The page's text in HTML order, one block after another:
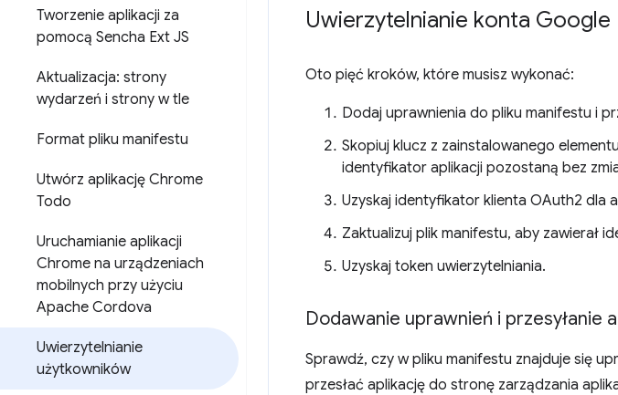
Tworzenie aplikacji za
pomocą Sencha Ext JS
Aktualizacja: strony
wydarzeń i strony w tle
Format pliku manifestu
Utwórz aplikację Chrome
Todo
Uruchamianie aplikacji
Chrome na urządzeniach
mobilnych przy użyciu
Apache Cordova
Uwierzytelnianie
użytkowników
Uwierzytelnianie konta Google
Oto pięć kroków, które musisz wykonać:
Dodaj uprawnienia do pliku manifestu i
Skopiuj klucz z zainstalowanego elementu
identyfikator aplikacji pozostaną bez
Uzyskaj identyfikator klienta OAuth2 dla
Zaktualizuj plik manifestu, aby zawierał
Uzyskaj token uwierzytelniania.
Dodawanie uprawnień i przesyłanie
Sprawdź, czy w pliku manifestu znajduje się
przesłać aplikację do stronę zarządzania